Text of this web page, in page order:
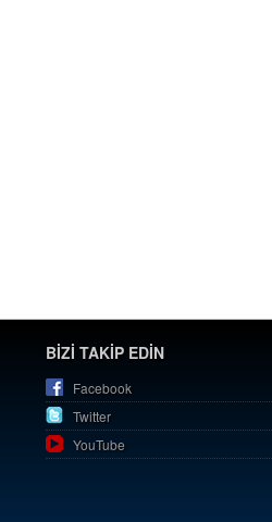
BİZİ TAKİP EDİN
Facebook
Twitter
YouTube